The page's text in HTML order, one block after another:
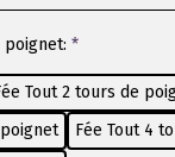
poignet: *
Tout 2 tours de
Fée Tout 4